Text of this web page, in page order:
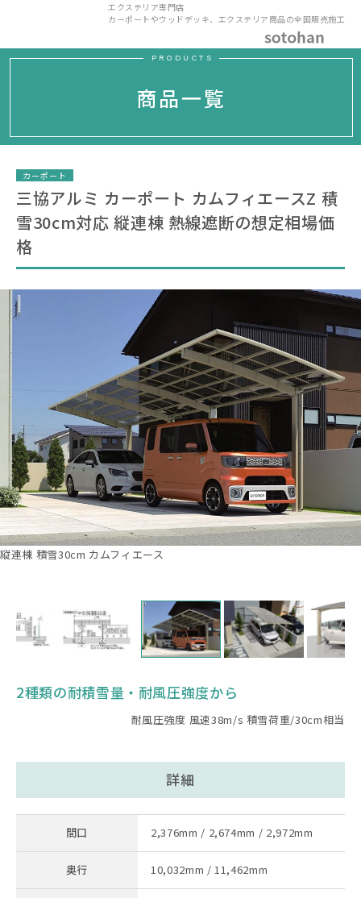
エクステリア専門店
カーポートやウッドデッキ、エクステリア商品の全国販売施工
PRODUCTS
商品一覧
カーポート
三協アルミ カーポート カムフィエースZ 積
雪30cm対応 縦連棟 熱線遮断の想定相場価
格
縦連棟 積雪30cm カムフィエース
2種類の耐積雪量・耐風圧強度から
耐風圧強度 風速38m/s 積雪荷重/30cm相当
詳細
間口 2,376mm / 2,674mm / 2,972mm
奥行 10,032mm / 11,462mm